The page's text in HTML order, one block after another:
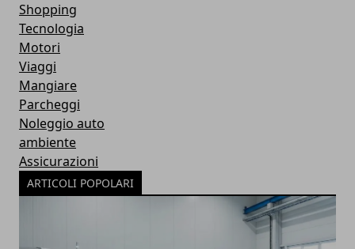
Shopping
Tecnologia
Motori
Viaggi
Mangiare
Parcheggi
Noleggio auto
ambiente
Assicurazioni
ARTICOLI POPOLARI